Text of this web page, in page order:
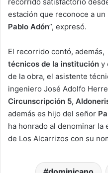
estación que reconoce a un
Pablo Adón”, expresó.
El recorrido contó, además,
técnicos de la institución y
de la obra, el asistente
ingeniero José Adolfo
Circunscripción 5,
además es hijo del señor
ha honrado al denominar la
de Los Alcarrizos con su